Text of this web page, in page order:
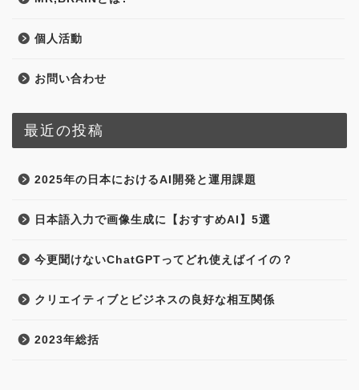
個人活動
お問い合わせ
最近の投稿
2025年の日本におけるAI開発と運用課題
日本語入力で画像生成に【おすすめAI】5選
今更聞けないChatGPTってどれ使えばイイの？
クリエイティブとビジネスの良好な相互関係
2023年総括